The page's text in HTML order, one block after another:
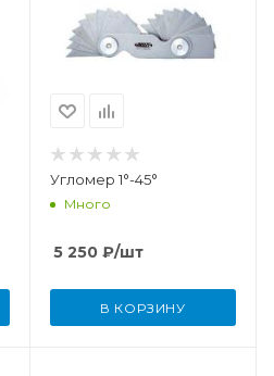
Угломер 1°-45°
Много
5 250 ₽/шт
В КОРЗИНУ